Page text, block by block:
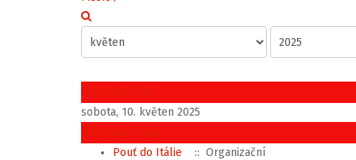
Předchozí den
sobota, 10. květen 2025
Následující den
Pouť do Itálie
:: Organizační